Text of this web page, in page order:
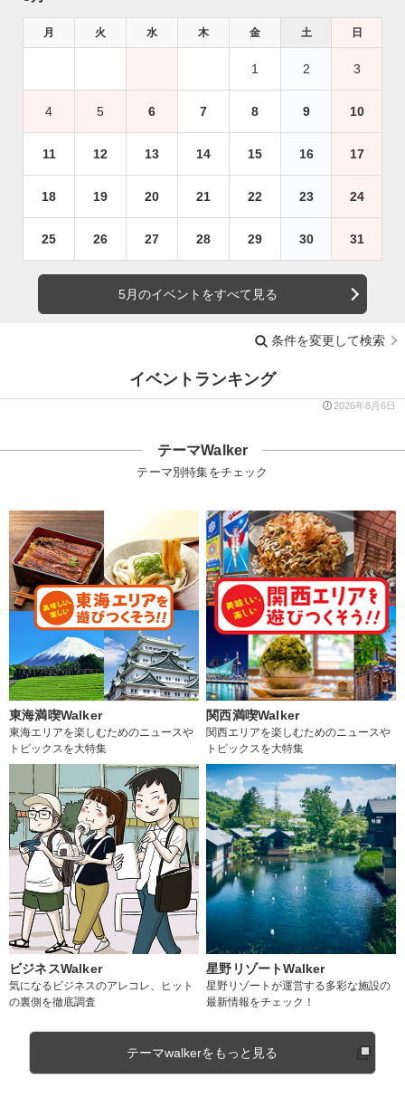
月 火 水 木 金 土 日
1 2 3
4 5 6 7 8 9 10
11 12 13 14 15 16 17
18 19 20 21 22 23 24
25 26 27 28 29 30 31
5月のイベントをすべて見る
条件を変更して検索
イベントランキング
2026年8月6日
テーマWalker
テーマ別特集をチェック
東海満喫Walker
東海エリアを楽しむためのニュースや
トピックスを大特集
関西満喫Walker
関西エリアを楽しむためのニュースや
トピックスを大特集
ビジネスWalker
気になるビジネスのアレコレ、ヒット
の裏側を徹底調査
星野リゾートWalker
星野リゾートが運営する多彩な施設の
最新情報をチェック！
テーマwalkerをもっと見る